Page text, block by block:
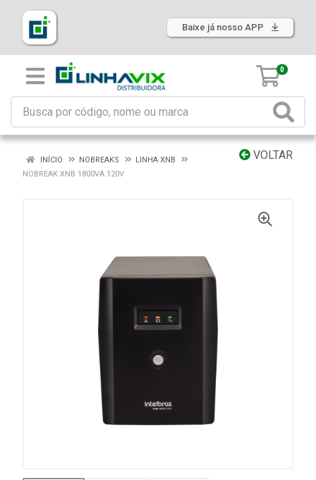
Baixe já nosso APP
0
VOLTAR
INÍCIO NOBREAKS
LINHA XNB
NOBREAK XNB 1800VA 120V